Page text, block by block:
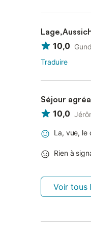
10,0
Traduire
Séjour
10,0
La, vue, le
Rien à
Voir tous